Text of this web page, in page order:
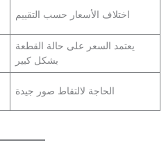
اختلاف الأسعار حسب التقييم
يعتمد السعر على حالة القطعة
بشكل كبير
الحاجة لالتقاط صور جيدة